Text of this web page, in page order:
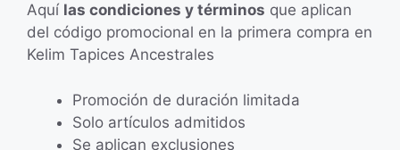
Aquí las condiciones y términos que aplican
del código promocional en la primera compra en
Kelim Tapices Ancestrales
Promoción de duración limitada
Solo artículos admitidos
Se aplican exclusiones